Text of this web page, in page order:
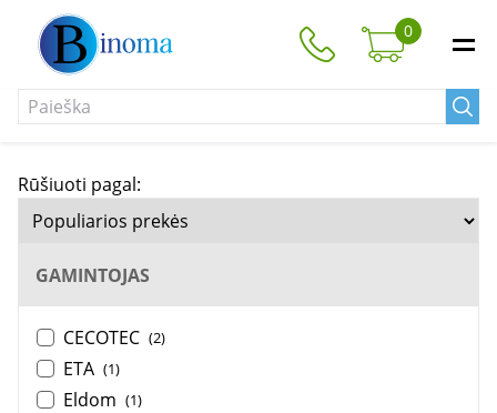
0
Rūšiuoti pagal:
GAMINTOJAS
CECOTEC (2)
ETA (1)
Eldom (1)